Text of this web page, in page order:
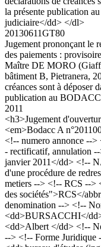
la présente publication
judiciaire</dd> </dl>
20130611GT80
Jugement prononçant le
des paiements :
Maître DE MORO
bâtiment B, Pietranera,
créances sont à déposer
publication au BODACC
2011
<h3>Jugement
<em>Bodacc A
<!-- numero annonce --
- rectificatif, annulation
janvier 2011</dd> <!--
d'une procédure de
metiers --> <!-- RCS -->
des sociétés">RCS</
denomination --> <!--
<dd>BURSACCHI</
<dd>Albert </dd> <!--
--> <!-- Forme